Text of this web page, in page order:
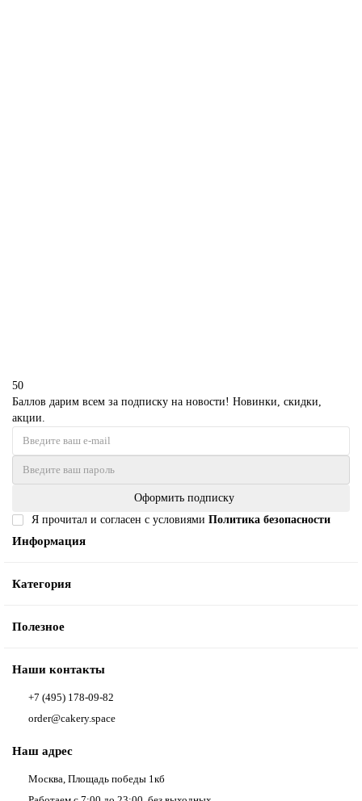
50
Баллов дарим всем за подписку на новости! Новинки, скидки,
акции.
Оформить подписку
Я прочитал и согласен с условиями Политика безопасности
Информация
Категория
Полезное
Наши контакты
+7 (495) 178-09-82
order@cakery.space
Наш адрес
Москва, Площадь победы 1кб